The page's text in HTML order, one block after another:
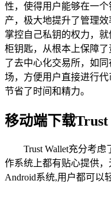
性，使得用户能够在一
产，极大地提升了管理
掌控自己私钥的权力，
柜钥匙，从根本上保障
了去中心化交易所，如
场，方便用户直接进行
节省了时间和精力。
移动端下载
Trust Wallet充分考
作系统上都有贴心提供
Android系统,用户都可以